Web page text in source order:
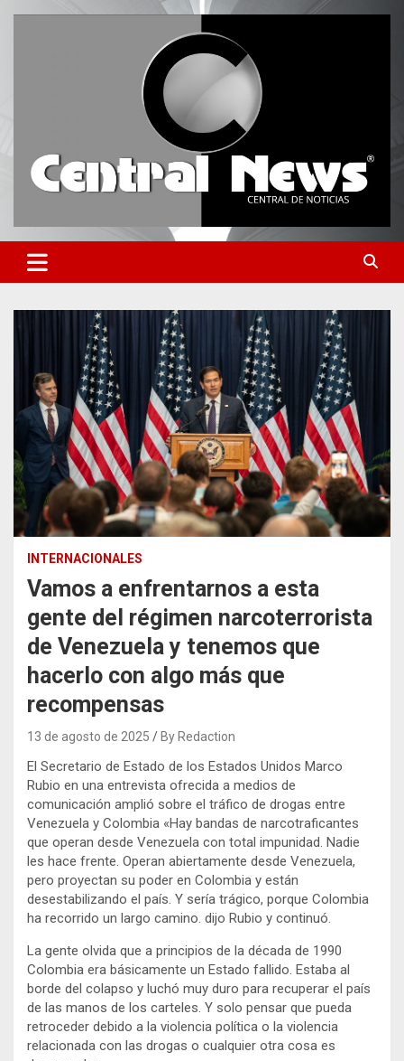
Central News HN
INTERNACIONALES
Vamos a enfrentarnos a esta
gente del régimen narcoterrorista
de Venezuela y tenemos que
hacerlo con algo más que
recompensas
13 de agosto de 2025 By Redaction
El Secretario de Estado de los Estados Unidos Marco
Rubio en una entrevista ofrecida a medios de
comunicación amplió sobre el tráfico de drogas entre
Venezuela y Colombia «Hay bandas de narcotraficantes
que operan desde Venezuela con total impunidad. Nadie
les hace frente. Operan abiertamente desde Venezuela,
pero proyectan su poder en Colombia y están
desestabilizando el país. Y sería trágico, porque Colombia
ha recorrido un largo camino. dijo Rubio y continuó.
La gente olvida que a principios de la década de 1990
Colombia era básicamente un Estado fallido. Estaba al
borde del colapso y luchó muy duro para recuperar el país
de las manos de los carteles. Y solo pensar que pueda
retroceder debido a la violencia política o la violencia
relacionada con las drogas o cualquier otra cosa es